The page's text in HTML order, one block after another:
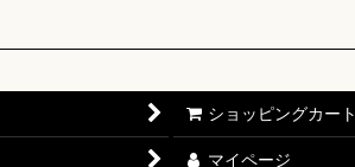
ショッピングカート
マイページ